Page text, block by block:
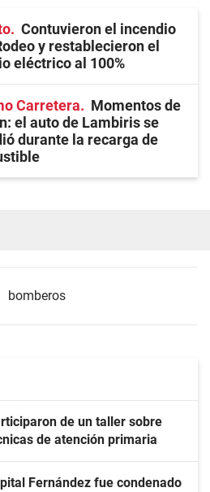
Contuvieron el incendio
y restablecieron el
eléctrico al 100%
Carretera
Momentos de
el auto de Lambiris se
durante la recarga de
bomberos
de un taller sobre
de atención primaria
Fernández fue condenado